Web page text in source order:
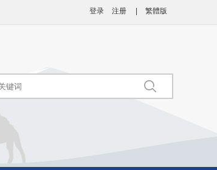
登录 注册 繁體版